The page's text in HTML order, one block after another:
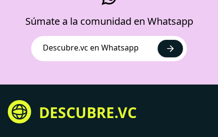
Súmate a la comunidad en Whatsapp
Descubre.vc en Whatsapp
DESCUBRE.VC